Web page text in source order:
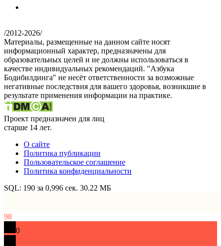
/2012-2026/
Материалы, размещенные на данном сайте носят
информационный характер, предназначены для
образовательных целей и не должны использоваться в
качестве индивидуальных рекомендаций. "Азбука
Бодибилдинга" не несёт ответственности за возможные
негативные последствия для вашего здоровья, возникшие в
результате применения информации на практике.
Проект предназначен для лиц
старше 14 лет.
О сайте
Политика публикации
Пользовательское соглашение
Политика конфиденциальности
SQL: 190 за 0,996 сек. 30.22 МБ
98
0